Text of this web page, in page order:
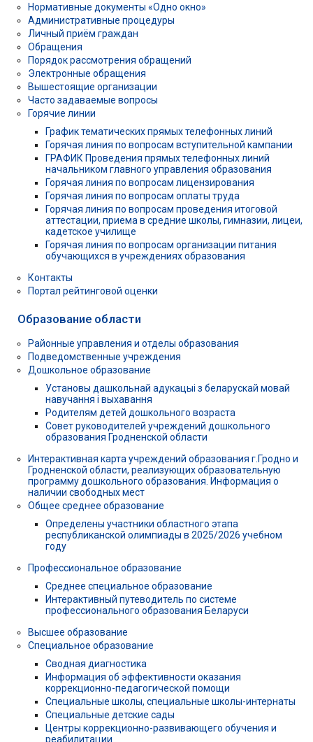
Нормативные документы «Одно окно»
Административные процедуры
Личный приём граждан
Обращения
Порядок рассмотрения обращений
Электронные обращения
Вышестоящие организации
Часто задаваемые вопросы
Горячие линии
График тематических прямых телефонных линий
Горячая линия по вопросам вступительной кампании
ГРАФИК Проведения прямых телефонных линий
начальником главного управления образования
Горячая линия по вопросам лицензирования
Горячая линия по вопросам оплаты труда
Горячая линия по вопросам проведения итоговой
аттестации, приема в средние школы, гимназии, лицеи,
кадетское училище
Горячая линия по вопросам организации питания
обучающихся в учреждениях образования
Контакты
Портал рейтинговой оценки
Образование области
Районные управления и отделы образования
Подведомственные учреждения
Дошкольное образование
Установы дашкольнай адукацыі з беларускай мовай
навучання і выхавання
Родителям детей дошкольного возраста
Совет руководителей учреждений дошкольного
образования Гродненской области
Интерактивная карта учреждений образования г.Гродно и
Гродненской области, реализующих образовательную
программу дошкольного образования. Информация о
наличии свободных мест
Общее среднее образование
Определены участники областного этапа
республиканской олимпиады в 2025/2026 учебном
году
Профессиональное образование
Среднее специальное образование
Интерактивный путеводитель по системе
профессионального образования Беларуси
Высшее образование
Специальное образование
Сводная диагностика
Информация об эффективности оказания
коррекционно-педагогической помощи
Специальные школы, специальные школы-интернаты
Специальные детские сады
Центры коррекционно-развивающего обучения и
реабилитации